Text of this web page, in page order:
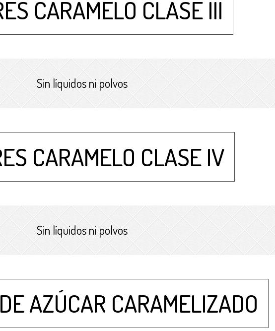
CARAMELO CLASE III
Sin líquidos ni polvos
CARAMELO CLASE IV
Sin líquidos ni polvos
AZÚCAR CARAMELIZADO